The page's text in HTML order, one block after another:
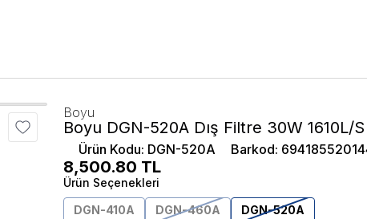
Boyu
Boyu DGN-520A Dış Filtre 30W 1610L/S
Ürün Kodu: DGN-520A Barkod:
8,500.80 TL
Ürün Seçenekleri
DGN-410A
DGN-460A DGN-520A